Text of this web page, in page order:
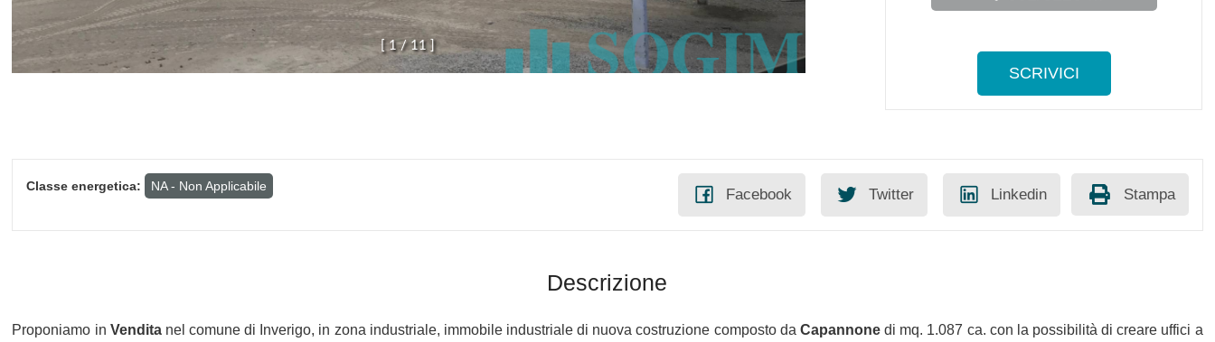
[ 1 / 11 ]
SCRIVICI
Classe energetica: NA - Non Applicabile Stampa
Facebook Twitter Linkedin
Descrizione
Proponiamo in Venditanel comune di Inverigo, in zona industriale, immobile industriale di nuova costruzione composto da Capannonedi mq. 1.087 ca. con la possibilità di creare uffici a